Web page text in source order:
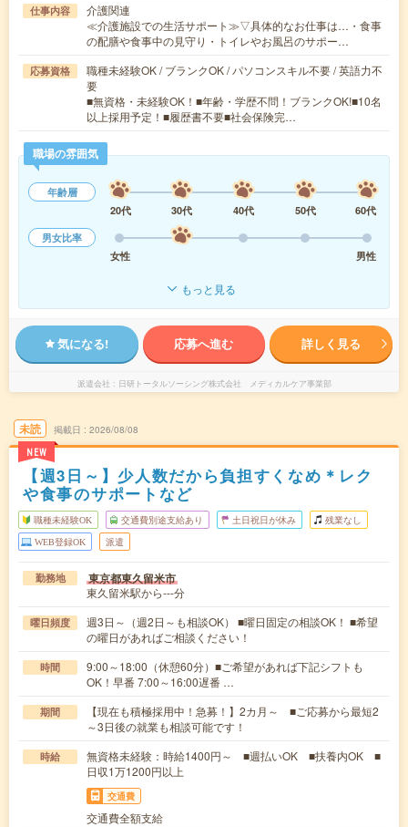
仕事内容
介護関連
≪介護施設での生活サポート≫▽具体的なお仕事は…・食事
の配膳や食事中の見守り・トイレやお風呂のサポー…
応募資格
職種未経験OK / ブランクOK / パソコンスキル不要 / 英語力不
要
■無資格・未経験OK！■年齢・学歴不問！ブランクOK!■10名
以上採用予定！■履歴書不要■社会保険完…
職場の雰囲気
年齢層
20代
30代 40代 50代
60代
男女比率
女性
男性
もっと見る
気になる! 応募へ進む 詳しく見る
派遣会社 日研トータルソーシング株式会社 メディカルケア事業部
未読
NEW
掲載日 2026/08/08
【週3日～】少人数だから負担すくなめ＊レク
や食事のサポートなど
職種未経験OK 交通費別途支給あり 土日祝日が休み 残業なし
WEB登録OK 派遣
勤務地 東京都東久留米市
東久留米駅から---分
曜日頻度
週3日～（週2日～も相談OK） ■曜日固定の相談OK！ ■希望
の曜日があればご相談ください！
時間
9:00～18:00（休憩60分）■ご希望があれば下記シフトも
OK！早番 7:00～16:00遅番 …
期間
【現在も積極採用中！急募！】2カ月～ ■ご応募から最短2
～3日後の就業も相談可能です！
時給
無資格未経験：時給1400円～ ■週払いOK ■扶養内OK ■
日収1万1200円以上
交通費
交通費全額支給